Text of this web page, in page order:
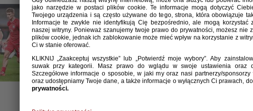
05 / 12 / 24
[EURO U-19 2025] POLACY UNIKNĘLI POTĘG I
PRZYSTĄPIĄ DO ELITE ROUND JAKO FAWORYCI
Słowacja, Czarnogóra i Gruzja będą rywalami reprezentacji Polski U-
19 (rocznik 2006) w drugiej i zarazem ostatniej fazie kwalifikacji do
przyszłorocznych mistrzostw Europy. I choć nikt nikogo lekceważyć
nie zamierza, to biało-czerwoni będą uchodzić za faworyta do
awansu do turnieju finałowego. Ten odbędzie się w Rumunii